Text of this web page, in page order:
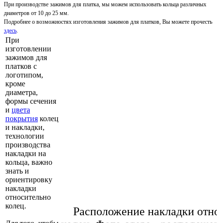
При производстве зажимов для платка, мы можем использовать кольца различных
диаметров от 10 до 25 мм.
Подробнее о возможностях изготовления зажимов для платков, Вы можете прочесть
здесь.
При
изготовлении
зажимов для
платков с
логотипом,
кроме
диаметра,
формы сечения
и цвета
покрытия колец
и накладки,
технологии
производства
накладки на
кольца, важно
знать и
ориентировку
накладки
относительно
колец.
Расположение накладки